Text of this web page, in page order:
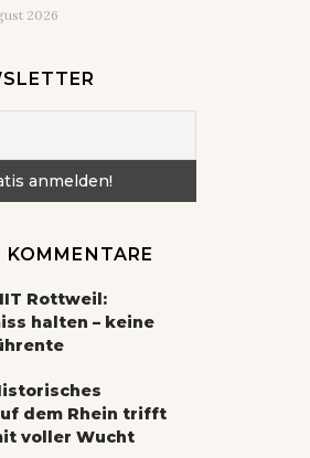
2026
KOMMENTARE
Rottweil:
halten – keine
dem Rhein trifft
voller Wucht